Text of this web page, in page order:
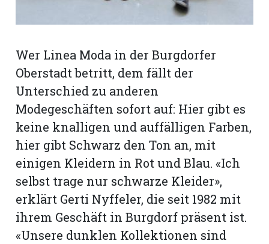
Wer Linea Moda in der Burgdorfer
Oberstadt betritt, dem fällt der
Unterschied zu anderen
Modegeschäften sofort auf: Hier gibt es
keine knalligen und auffälligen Farben,
hier gibt Schwarz den Ton an, mit
einigen Kleidern in Rot und Blau. «Ich
selbst trage nur schwarze Kleider»,
erklärt Gerti Nyffeler, die seit 1982 mit
ihrem Geschäft in Burgdorf präsent ist.
«Unsere dunklen Kollektionen sind